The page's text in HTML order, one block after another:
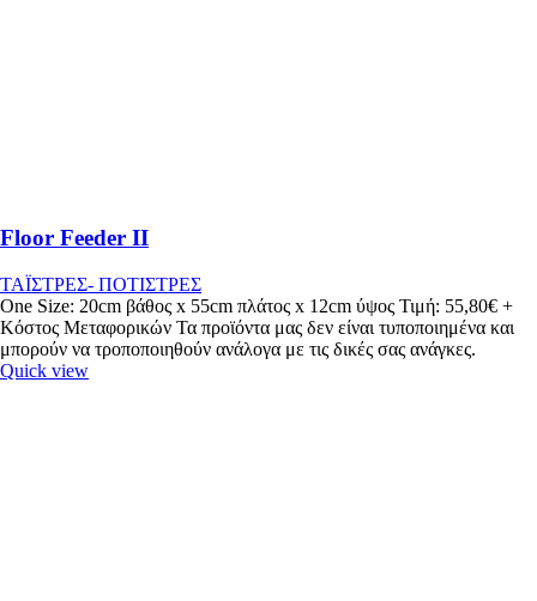
Floor Feeder II
ΤΑΪΣΤΡΕΣ- ΠΟΤΙΣΤΡΕΣ
One Size: 20cm βάθος x 55cm πλάτος x 12cm ύψος Τιμή: 55,80€ +
Κόστος Μεταφορικών Τα προϊόντα μας δεν είναι τυποποιημένα και
μπορούν να τροποποιηθούν ανάλογα με τις δικές σας ανάγκες.
Quick view